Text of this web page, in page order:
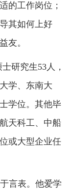
的工作岗位；
其如何上好
友。
士研究生53人，
学、东南大
学位。其他毕
天科工、中船
或大型企业任
言表。他爱学